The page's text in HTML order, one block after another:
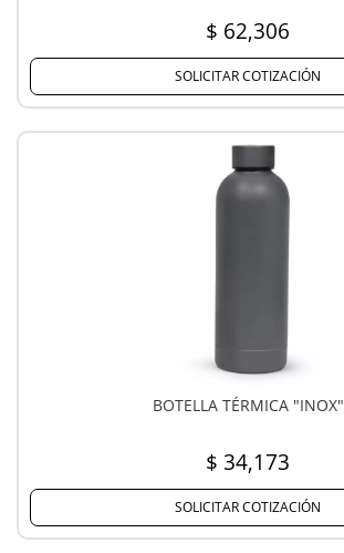
$ 62,306
SOLICITAR COTIZACIÓN
BOTELLA TÉRMICA "INOX"
$ 34,173
SOLICITAR COTIZACIÓN